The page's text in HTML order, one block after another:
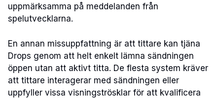
uppmärksamma på meddelanden från
spelutvecklarna.
En annan missuppfattning är att tittare kan tjäna
Drops genom att helt enkelt lämna sändningen
öppen utan att aktivt titta. De flesta system kräver
att tittare interagerar med sändningen eller
uppfyller vissa visningströsklar för att kvalificera